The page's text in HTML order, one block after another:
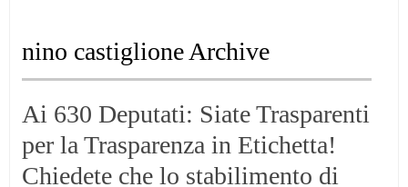
nino castiglione Archive
Ai 630 Deputati: Siate Trasparenti
per la Trasparenza in Etichetta!
Chiedete che lo stabilimento di